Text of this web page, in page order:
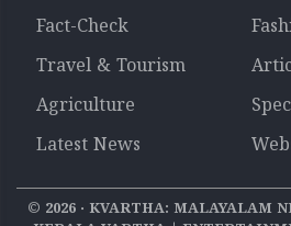
Fact-Check
Travel & Tourism
Agriculture
Latest News
© 2026‧ KVARTHA: MALAYALAM